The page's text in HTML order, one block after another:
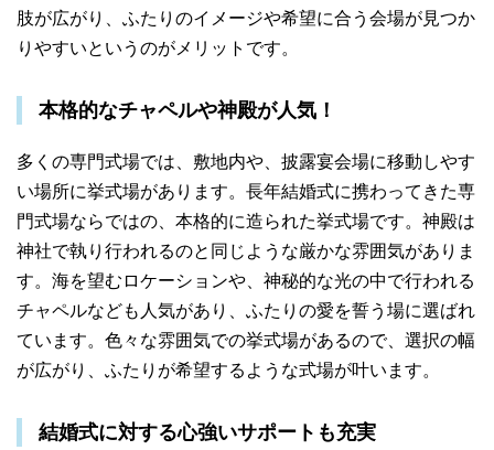
肢が広がり、ふたりのイメージや希望に合う会場が見つか
りやすいというのがメリットです。
本格的なチャペルや神殿が人気！
多くの専門式場では、敷地内や、披露宴会場に移動しやす
い場所に挙式場があります。長年結婚式に携わってきた専
門式場ならではの、本格的に造られた挙式場です。神殿は
神社で執り行われるのと同じような厳かな雰囲気がありま
す。海を望むロケーションや、神秘的な光の中で行われる
チャペルなども人気があり、ふたりの愛を誓う場に選ばれ
ています。色々な雰囲気での挙式場があるので、選択の幅
が広がり、ふたりが希望するような式場が叶います。
結婚式に対する心強いサポートも充実